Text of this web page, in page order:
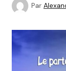
Par